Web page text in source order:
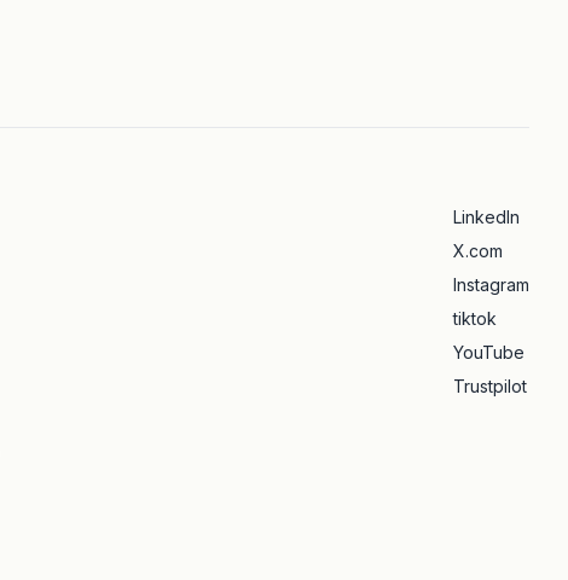
LinkedIn
X.com
Instagram
tiktok
YouTube
Trustpilot